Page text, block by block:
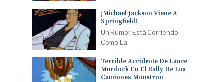
¡Michael Jackson Viene A
Springfield!
Un Rumor Está Corriendo
Como La.
Terrible Accidente De Lance
Murdock En El Rally De Los
Camiones Monstruo